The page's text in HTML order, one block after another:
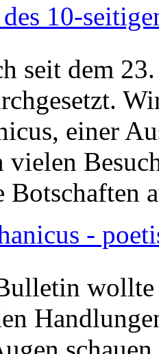
10-
seit dem
einer
vielen
-